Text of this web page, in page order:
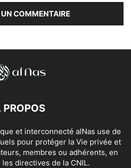
PROPOS
et interconnecté alNas use de
pour protéger la Vie privée et
membres ou adhérents, en
les directives de la CNIL.